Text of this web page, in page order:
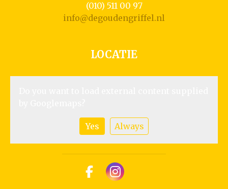
(010) 511 00 97
info@degoudengriffel.nl
LOCATIE
Yes Always